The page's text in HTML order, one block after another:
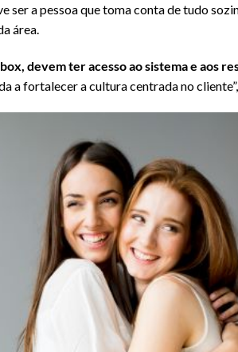
a pessoa que toma conta de tudo
área.
devem ter acesso ao sistema e aos
a fortalecer a cultura centrada no